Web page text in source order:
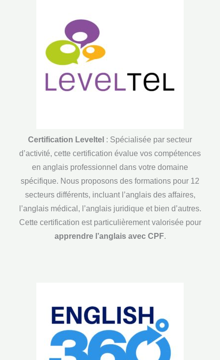
Certification Leveltel : Spécialisée par secteur
d’activité, cette certification évalue vos compétences
en anglais professionnel dans votre domaine
spécifique. Nous proposons des formations pour 12
secteurs différents, incluant l’anglais des affaires,
l’anglais médical, l’anglais juridique et bien d’autres.
Cette certification est particulièrement valorisée pour
apprendre l’anglais avec CPF.